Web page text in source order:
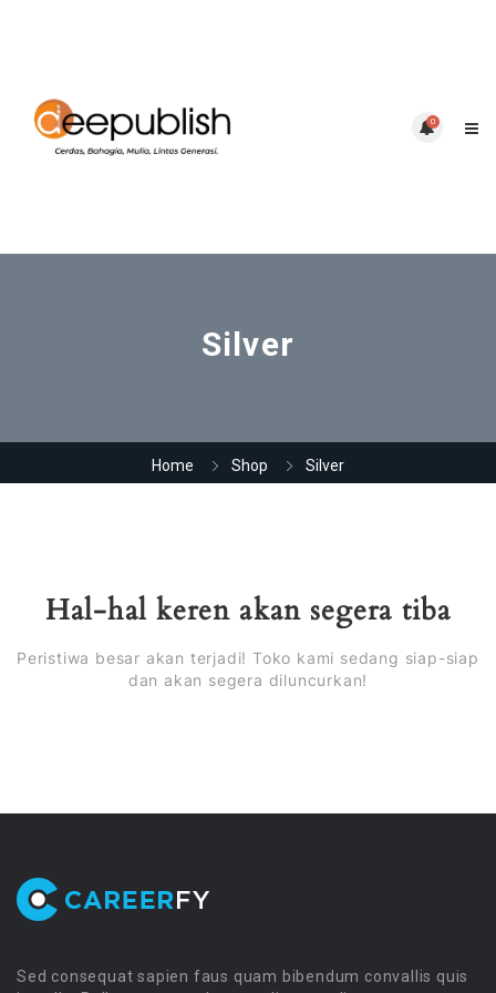
0
Silver
Home Shop Silver
Hal-hal keren akan segera tiba
Peristiwa besar akan terjadi! Toko kami sedang siap-siap
dan akan segera diluncurkan!
Sed consequat sapien faus quam bibendum convallis quis